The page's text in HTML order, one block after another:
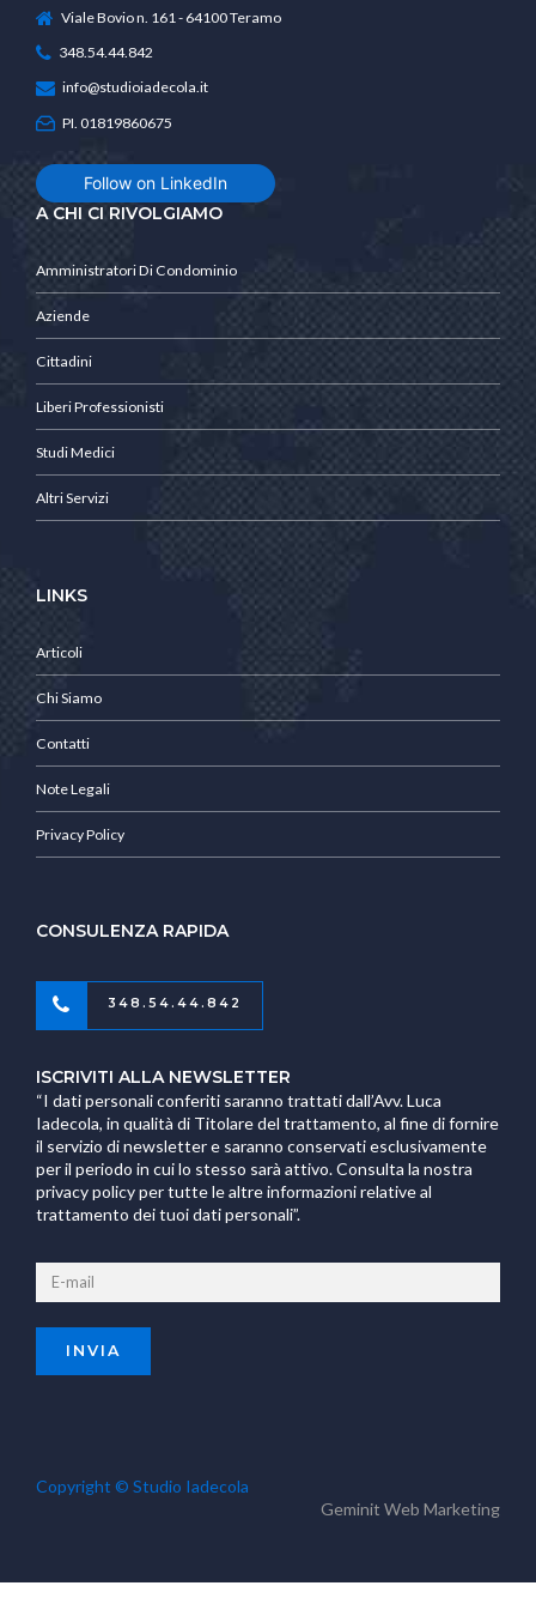
Viale Bovio n. 161 - 64100 Teramo
348.54.44.842
info@studioiadecola.it
PI. 01819860675
Follow on LinkedIn
A CHI CI RIVOLGIAMO
Amministratori Di Condominio
Aziende
Cittadini
Liberi Professionisti
Studi Medici
Altri Servizi
LINKS
Articoli
Chi Siamo
Contatti
Note Legali
Privacy Policy
CONSULENZA RAPIDA
348.54.44.842
ISCRIVITI ALLA NEWSLETTER
“I dati personali conferiti saranno trattati dall’Avv. Luca
Iadecola, in qualità di Titolare del trattamento, al fine di fornire
il servizio di newsletter e saranno conservati esclusivamente
per il periodo in cui lo stesso sarà attivo. Consulta la nostra
privacy policy per tutte le altre informazioni relative al
trattamento dei tuoi dati personali”.
Copyright © Studio Iadecola
Geminit Web Marketing